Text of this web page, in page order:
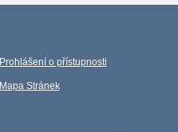
Prohlášení o přístupnosti
Mapa Stránek